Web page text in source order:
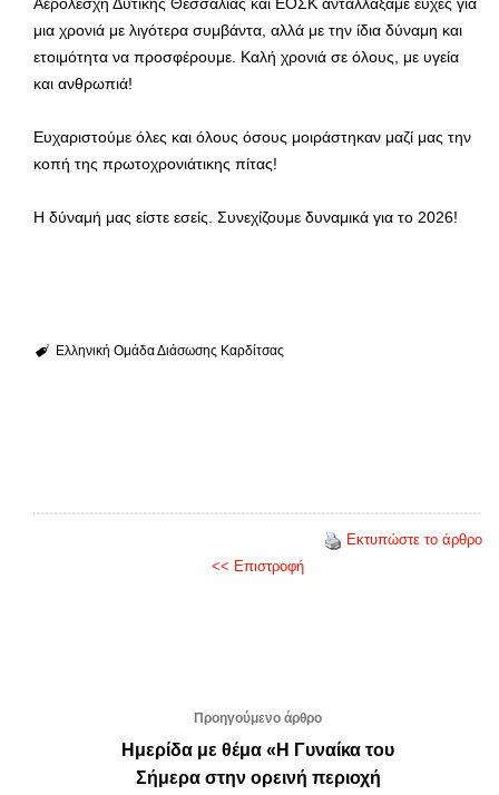
μια χρονιά με λιγότερα συμβάντα, αλλά με την ίδια δύναμη και
ετοιμότητα να προσφέρουμε. Καλή χρονιά σε όλους, με υγεία
και ανθρωπιά!
Ευχαριστούμε όλες και όλους όσους μοιράστηκαν μαζί μας την
κοπή της πρωτοχρονιάτικης πίτας!
Η δύναμή μας είστε εσείς. Συνεχίζουμε δυναμικά για το 2026!
Ελληνική Ομάδα Διάσωσης Καρδίτσας
Εκτυπώστε το άρθρο
<< Επιστροφή
Προηγούμενο άρθρο
Ημερίδα με θέμα «Η Γυναίκα του
Σήμερα στην ορεινή περιοχή